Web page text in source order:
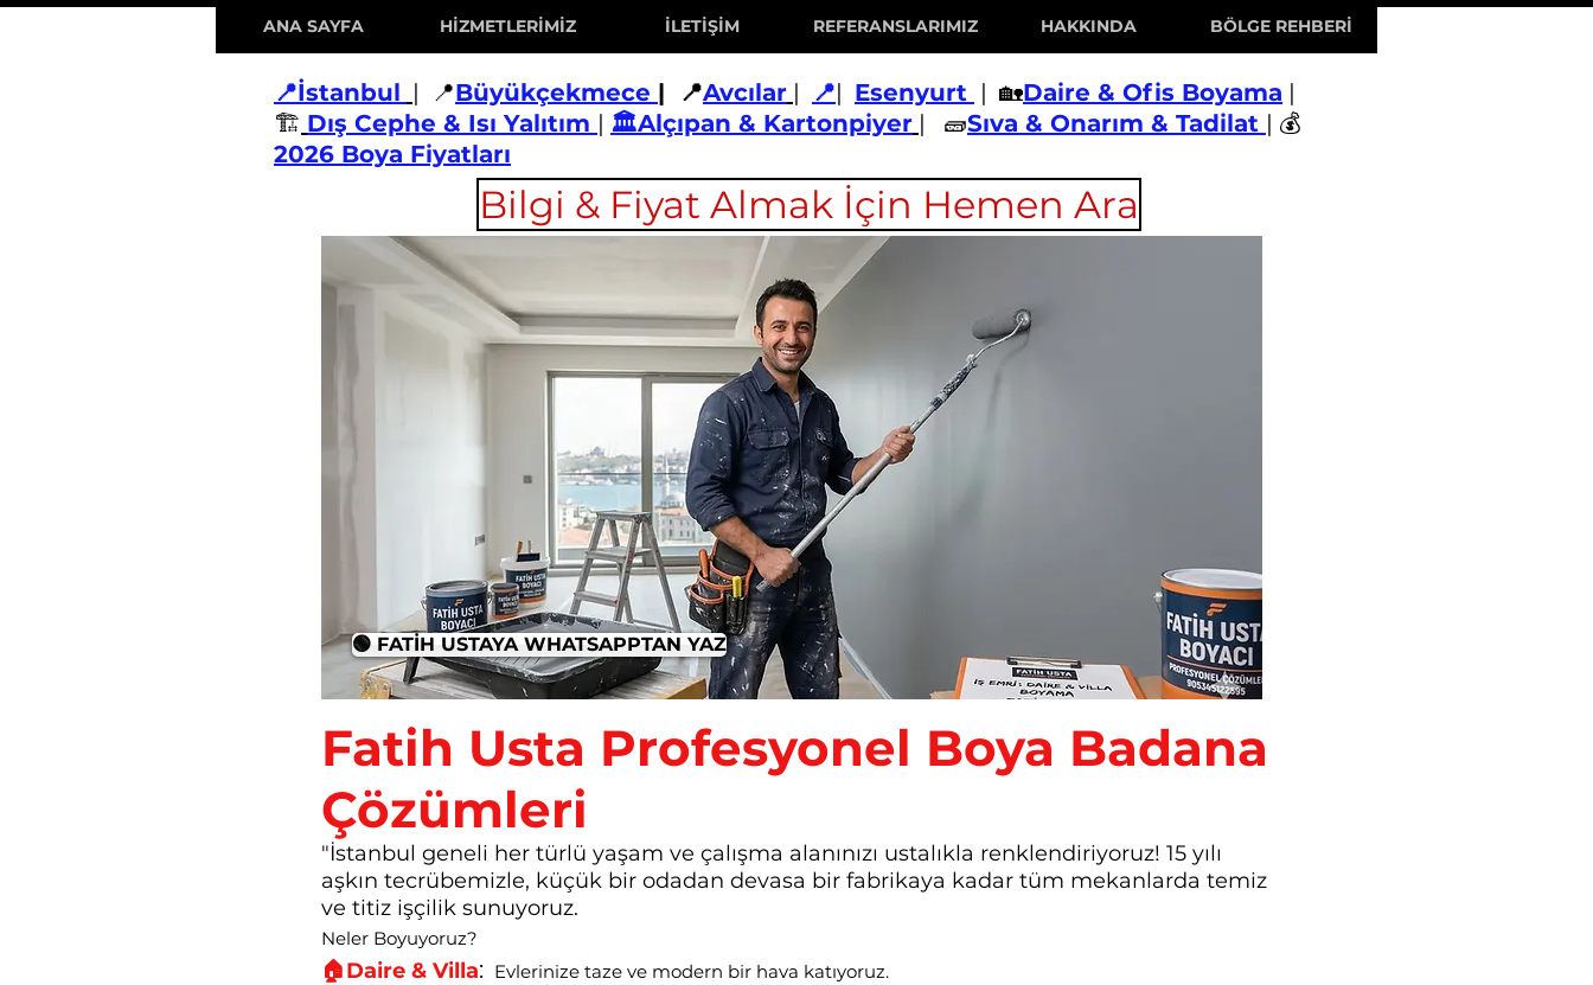
ANA SAYFA HİZMETLERİMİZ İLETİŞİM REFERANSLARIMIZ HAKKINDA BÖLGE REHBERİ
📍İstanbul | 📍Büyükçekmece | 📍Avcılar | 📍| Esenyurt | 🏡Daire & Ofis Boyama |
🏗️ Dış Cephe & Isı Yalıtım | 🏛️Alçıpan & Kartonpiyer | 🧱Sıva & Onarım & Tadilat | 💰
2026 Boya Fiyatları
Bilgi & Fiyat Almak İçin Hemen Ara
🟢 FATİH USTAYA WHATSAPPTAN YAZ
Fatih Usta Profesyonel Boya Badana
Çözümleri
"İstanbul geneli her türlü yaşam ve çalışma alanınızı ustalıkla renklendiriyoruz! 15 yılı
aşkın tecrübemizle, küçük bir odadan devasa bir fabrikaya kadar tüm mekanlarda temiz
ve titiz işçilik sunuyoruz.
Neler Boyuyoruz?
🏠Daire & Villa: Evlerinize taze ve modern bir hava katıyoruz.